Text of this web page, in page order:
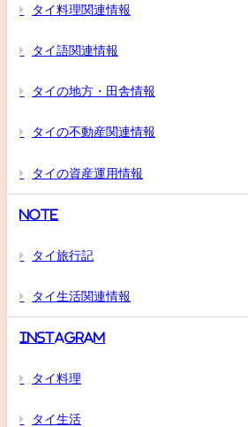
タイ料理関連情報
タイ語関連情報
タイの地方・田舎情報
タイの不動産関連情報
タイの資産運用情報
Note
タイ旅行記
タイ生活関連情報
Instagram
タイ料理
タイ生活